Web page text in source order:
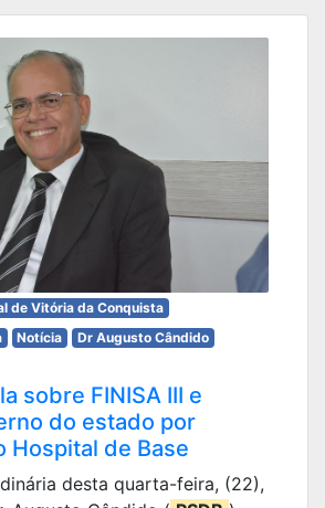
de Vitória da Conquista
Notícia
Dr Augusto Cândido
sobre FINISA III e
do estado por
Hospital de Base
desta quarta-feira, (22),